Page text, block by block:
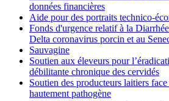
données financières
Aide pour des portraits technico-
Fonds d'urgence relatif à la
Delta coronavirus porcin et au
Sauvagine
Soutien aux éleveurs pour
débilitante chronique des cervidés
Soutien des producteurs laitiers
hautement pathogène